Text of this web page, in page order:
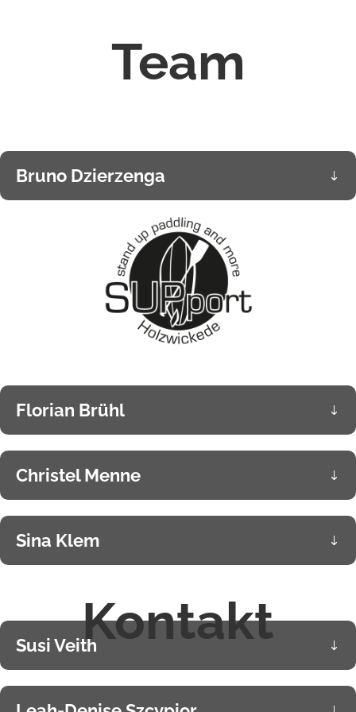
Team
Bruno Dzierzenga
Florian Brühl
Christel Menne
Sina Klem
Susi VeithKontakt